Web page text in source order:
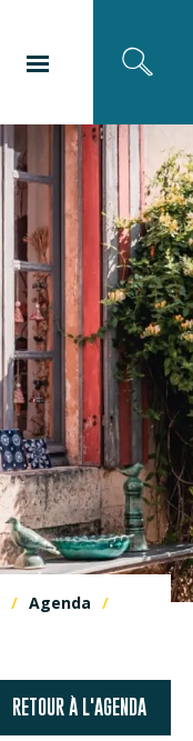
Agenda
RETOUR À L'AGENDA